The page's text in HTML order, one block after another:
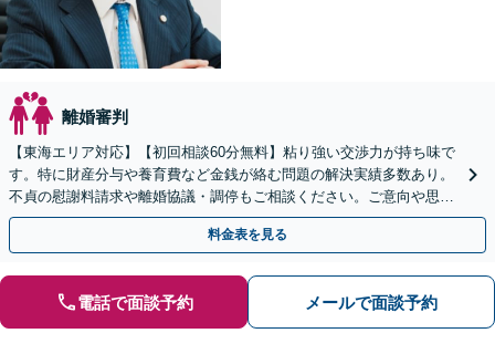
離婚審判
【東海エリア対応】【初回相談60分無料】粘り強い交渉力が持ち味で
す。特に財産分与や養育費など金銭が絡む問題の解決実績多数あり。
不貞の慰謝料請求や離婚協議・調停もご相談ください。ご意向や思い
に寄り添いながら最善の解決を目指します／土日祝相談可
料金表を見る
電話で面談予約 メールで面談予約